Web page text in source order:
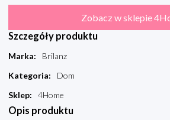
Zobacz w sklepie
Szczegóły produktu
Marka:
Brilanz
Kategoria:
Dom
Sklep: 4Home
Opis produktu